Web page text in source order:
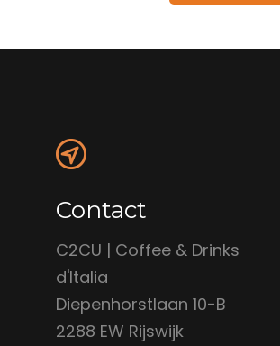
Contact
C2CU | Coffee & Drinks
d'Italia
Diepenhorstlaan 10-B
2288 EW Rijswijk